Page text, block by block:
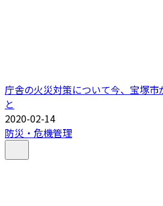
庁舎の火災対策について今、宝塚市
と
2020-02-14
防災・危機管理